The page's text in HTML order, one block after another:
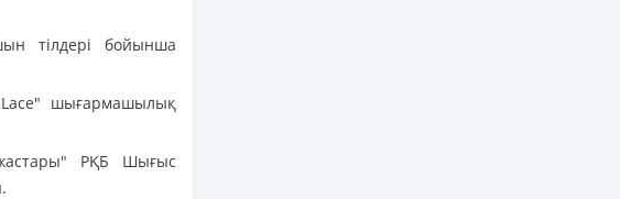
тілдері бойынша
шығармашылық
РҚБ Шығыс